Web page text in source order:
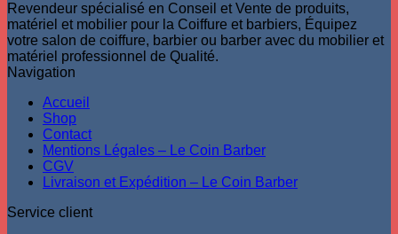
Revendeur spécialisé en Conseil et Vente de produits,
matériel et mobilier pour la Coiffure et barbiers, Équipez
votre salon de coiffure, barbier ou barber avec du mobilier et
matériel professionnel de Qualité.
Navigation
Accueil
Shop
Contact
Mentions Légales – Le Coin Barber
CGV
Livraison et Expédition – Le Coin Barber
Service client